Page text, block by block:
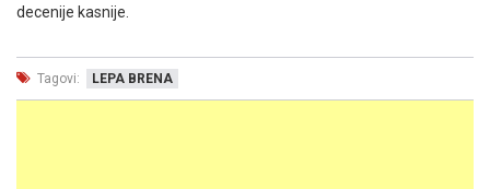
decenije kasnije.
Tagovi: LEPA BRENA